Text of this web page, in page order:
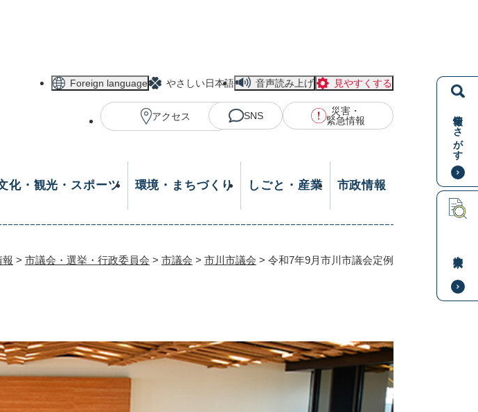
情報をさがす
Foreign language やさしい日本語 音声読み上げ 見やすくする
アクセス SNS
災害・
緊急情報
化・観光・スポーツ 環境・まちづくり しごと・産業 市政情報
報 > 市議会・選挙・行政委員会 > 市議会 > 市川市議会 > 令和7年9月市川市議会定例